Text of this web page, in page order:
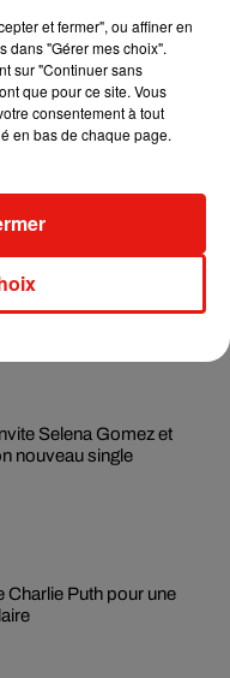
le single le plus
Lens dévoilent leur
attendue
Selena Gomez et
nouveau single
Charlie Puth pour une
et fermer", ou affiner en
dans "Gérer mes choix".
sur "Continuer sans
que pour ce site. Vous
consentement à tout
en bas de chaque page.